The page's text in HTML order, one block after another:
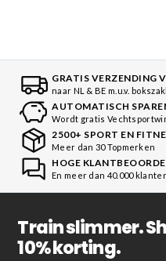
GRATIS VERZENDING
naar NL & BE m.u.v.
AUTOMATISCH
Wordt gratis
2500+ SPORT EN
Meer dan 30 Topmerken
HOGE
En meer dan 40.000
Train slimmer.
10% korting.